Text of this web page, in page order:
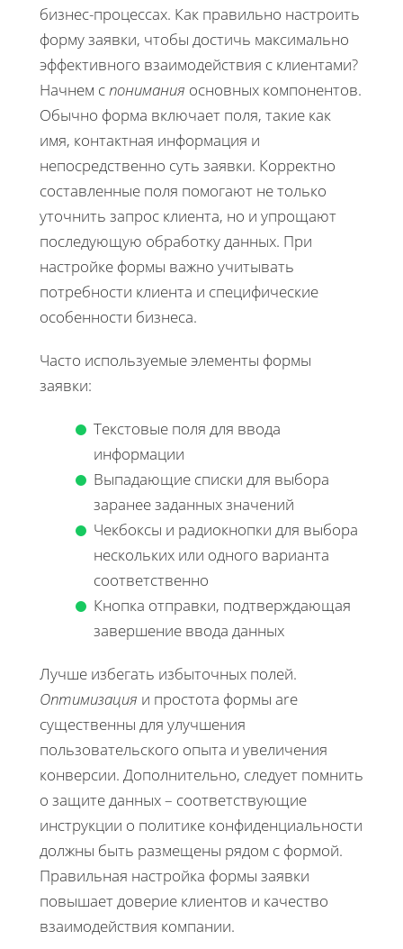
бизнес-процессах. Как правильно настроить
форму заявки, чтобы достичь максимально
эффективного взаимодействия с клиентами?
Начнем спонимания основных компонентов.
Обычно форма включает поля, такие как
имя, контактная информация и
непосредственно суть заявки. Корректно
составленные поля помогают не только
уточнить запрос клиента, но и упрощают
последующую обработку данных. При
настройке формы важно учитывать
потребности клиента и специфические
особенности бизнеса.
Часто используемые элементы формы
заявки:
Текстовые поля для ввода
информации
Выпадающие списки для выбора
заранее заданных значений
Чекбоксы и радиокнопки для выбора
нескольких или одного варианта
соответственно
Кнопка отправки, подтверждающая
завершение ввода данных
Лучше избегать избыточных полей.
Оптимизация и простота формы are
существенны для улучшения
пользовательского опыта и увеличения
конверсии. Дополнительно, следует помнить
о защите данных – соответствующие
инструкции о политике конфиденциальности
должны быть размещены рядом с формой.
Правильная настройка формы заявки
повышает доверие клиентов и качество
взаимодействия компании.